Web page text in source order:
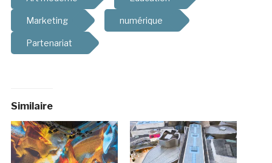
Marketing numérique
Partenariat
Similaire